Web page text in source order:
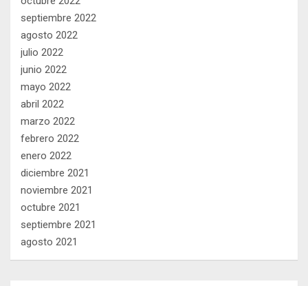
septiembre 2022
agosto 2022
julio 2022
junio 2022
mayo 2022
abril 2022
marzo 2022
febrero 2022
enero 2022
diciembre 2021
noviembre 2021
octubre 2021
septiembre 2021
agosto 2021